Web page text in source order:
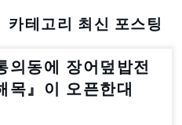
카테고리 최신 포스팅
의동에 장어덮밥전
목』이 오픈한대